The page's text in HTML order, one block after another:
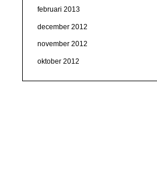
februari 2013
december 2012
november 2012
oktober 2012